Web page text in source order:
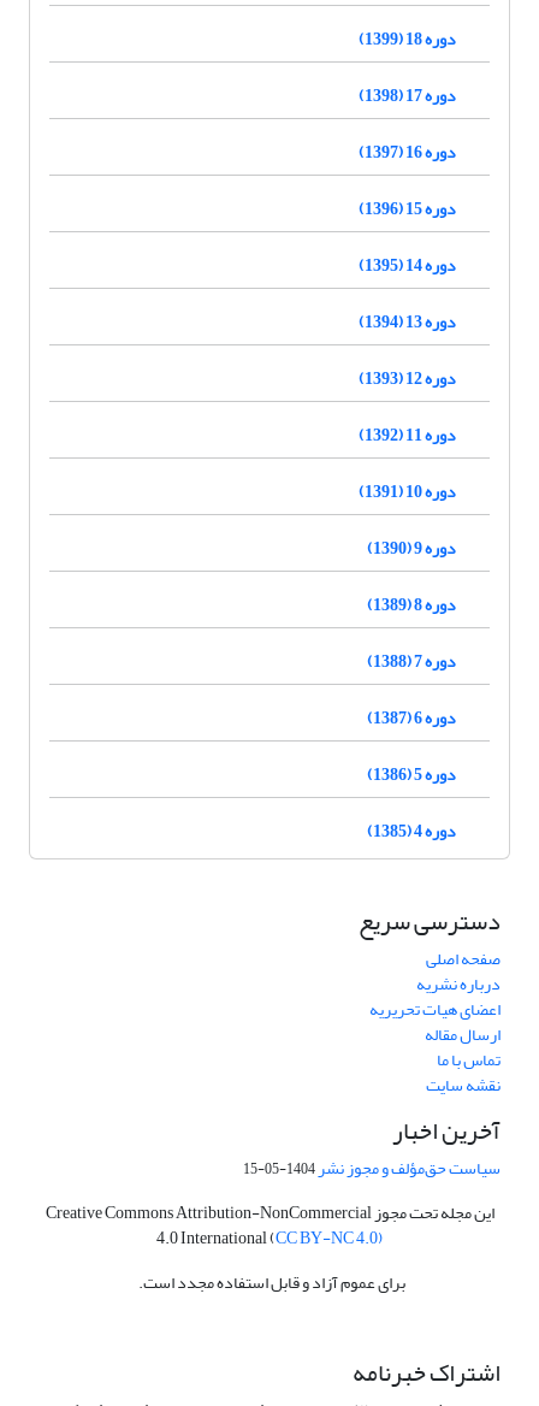
دوره 18 (1399)
دوره 17 (1398)
دوره 16 (1397)
دوره 15 (1396)
دوره 14 (1395)
دوره 13 (1394)
دوره 12 (1393)
دوره 11 (1392)
دوره 10 (1391)
دوره 9 (1390)
دوره 8 (1389)
دوره 7 (1388)
دوره 6 (1387)
دوره 5 (1386)
دوره 4 (1385)
دسترسی سریع
صفحه اصلی
درباره نشریه
اعضای هیات تحریریه
ارسال مقاله
تماس با ما
نقشه سایت
آخرین اخبار
سیاست حق‌مؤلف و مجوز نشر1404-05-15
این مجله تحت مجوز Creative Commons Attribution-NonCommercial
4.0 International (CC BY-NC 4.0)
برای عموم آزاد و قابل استفاده مجدد است.
اشتراک خبرنامه